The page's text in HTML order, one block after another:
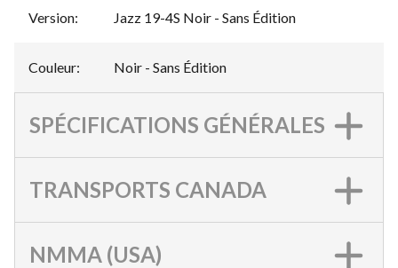
Version: Jazz 19-4S Noir - Sans Édition
Couleur: Noir - Sans Édition
SPÉCIFICATIONS GÉNÉRALES
TRANSPORTS CANADA
NMMA (USA)